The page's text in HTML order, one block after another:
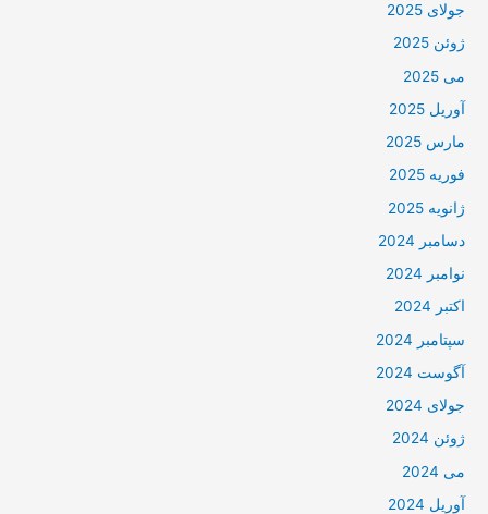
جولای 2025
ژوئن 2025
می 2025
آوریل 2025
مارس 2025
فوریه 2025
ژانویه 2025
دسامبر 2024
نوامبر 2024
اکتبر 2024
سپتامبر 2024
آگوست 2024
جولای 2024
ژوئن 2024
می 2024
آوریل 2024